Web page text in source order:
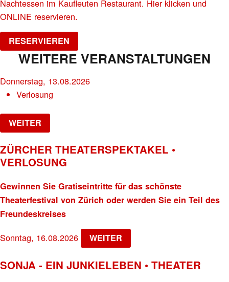
Nachtessen im Kaufleuten Restaurant. Hier klicken und
ONLINE reservieren.
RESERVIEREN
WEITERE VERANSTALTUNGEN
Donnerstag, 13.08.2026
Verlosung
WEITER
ZÜRCHER THEATERSPEKTAKEL •
VERLOSUNG
Gewinnen Sie Gratiseintritte für das schönste
Theaterfestival von Zürich oder werden Sie ein Teil des
Freundeskreises
Sonntag, 16.08.2026 WEITER
SONJA - EIN JUNKIELEBEN • THEATER